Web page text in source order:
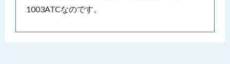
1003ATCなのです。